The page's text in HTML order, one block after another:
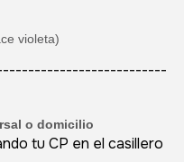
violeta)
o domicilio
tu CP en el casillero